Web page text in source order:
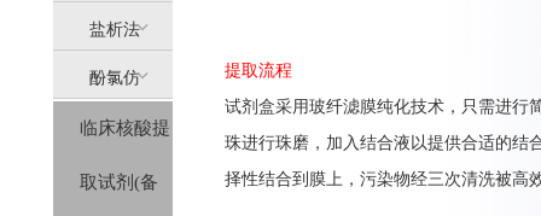
(MagPure)
盐析法
(SolPure)
酚氯仿
(Trizol系
列）
临床核酸提
取试剂(备
提取流程
试剂盒采用玻纤滤膜纯化技术，只需进行
珠进行珠磨，加入结合液以提供合适的结
择性结合到膜上，污染物经三次清洗被高